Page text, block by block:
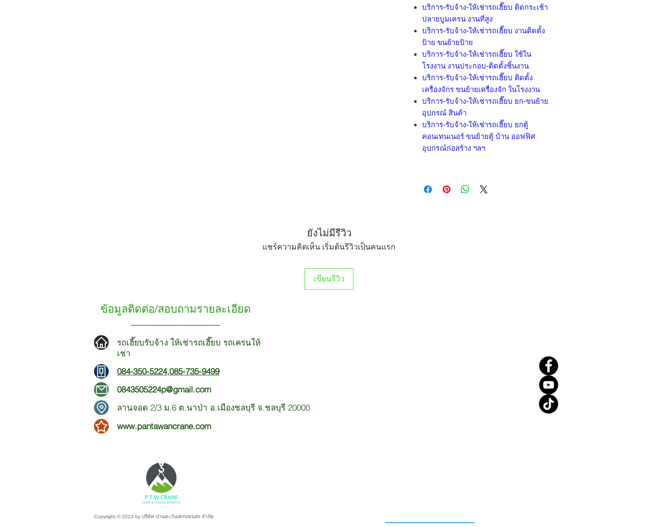
บริการ-รับจ้าง-ให้เช่ารถเฮี๊ยบ ติดกระเช้า
ปลายบูมเครน งานที่สูง
บริการ-รับจ้าง-ให้เช่ารถเฮี๊ยบ งานติดตั้ง
ป้าย ขนย้ายป้าย
บริการ-รับจ้าง-ให้เช่ารถเฮี๊ยบ ใช้ใน
โรงงาน งานประกอบ-ติดตั้งชิ้นงาน
บริการ-รับจ้าง-ให้เช่ารถเฮี๊ยบ ติดตั้ง
เครื่องจักร ขนย้ายเครื่องจัก ในโรงงาน
บริการ-รับจ้าง-ให้เช่ารถเฮี๊ยบ ยก-ขนย้าย
อุปกรณ์ สินค้า
บริการ-รับจ้าง-ให้เช่ารถเฮี๊ยบ ยกตู้
คอนเทนเนอร์ ขนย้ายตู้ บ้าน ออฟฟิศ
อุปกรณ์ก่อสร้าง ฯลฯ
ยังไม่มีรีวิว
แชร์ความคิดเห็น เริ่มต้นรีวิวเป็นคนแรก
เขียนรีวิว
ข้อมูลติดต่อ/สอบถามรายละเอียด
รถเฮี๊ยบรับจ้าง ให้เช่ารถเฮี๊ยบ รถเครนให้
เช่า
084-350-5224,085-735-9499
0843505224p@gmail.com
ลานจอด 2/3 ม.6 ต.นาป่า อ.เมืองชลบุรี จ.ชลบุรี 20000
www.pantawancrane.com
Copyright © 2023 by บริษัท ปานตะวันเครนขนส่ง จำกัด